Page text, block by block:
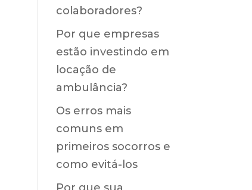
colaboradores?
Por que empresas
estão investindo em
locação de
ambulância?
Os erros mais
comuns em
primeiros socorros e
como evitá-los